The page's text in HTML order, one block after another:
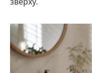
зверху.